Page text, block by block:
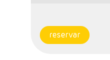
reservar